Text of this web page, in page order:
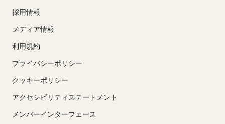
採用情報
メディア情報
利用規約
プライバシーポリシー
クッキーポリシー
アクセシビリティステートメント
メンバーインターフェース